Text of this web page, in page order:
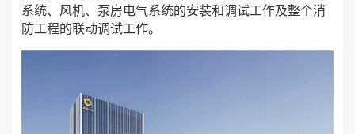
系统、风机、泵房电气系统的安装和调试工作及整个消
防工程的联动调试工作。